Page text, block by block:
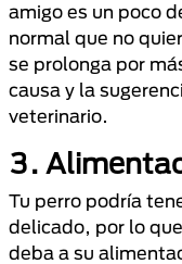
amigo es un poco
normal que no
se prolonga por
causa y la
veterinario.
3.
Tu perro podría
delicado, por lo
deba a su